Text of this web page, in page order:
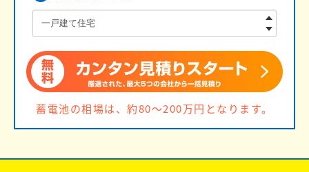
蓄電池の相場は、約80〜200万円となります。